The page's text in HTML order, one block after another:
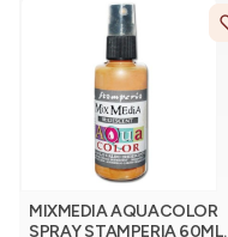
MIXMEDIA AQUACOLOR
SPRAY STAMPERIA 60ML.